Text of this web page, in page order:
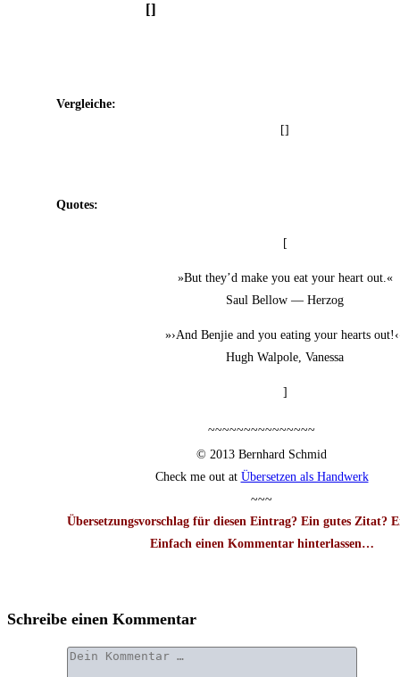
[]
Ver­glei­che:
[]
Quo­tes:
[
»But they’d make you eat your heart out.«
Saul Bel­low — Herzog
»›And Ben­jie and you eating your hearts
Hugh Wal­po­le, Vanessa
]
~~~~~~~~~~~~~~~
© 2013 Bern­hard Schmid
Check me out at Über­set­zen als Handwerk
~~~
Über­set­zungs­vor­schlag für die­sen Ein­trag? Ein gutes Zitat?
Ein­fach einen Kom­men­tar hin­ter­las­sen…
Schreibe einen Kommentar